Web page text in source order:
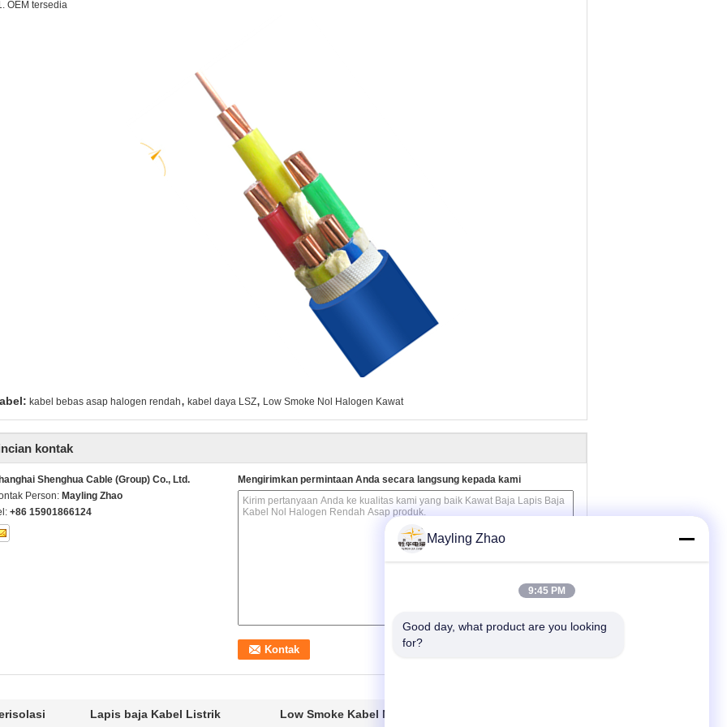
OEM tersedia
kabel bebas asap halogen rendah, kabel daya LSZ, Low Smoke Nol Halogen Kawat
kontak
Shenghua Cable (Group) Co., Ltd.
Person: Mayling Zhao
+86 15901866124
Mengirimkan permintaan Anda secara langsung kepada kami
(0/ 3000)
Lapis baja Kabel Listrik Low Smoke Kabel Nol Halogen
Mayling Zhao
9:45 PM
Good day, what product are you looking
for?